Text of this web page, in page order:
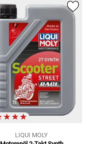
LIQUI MOLY